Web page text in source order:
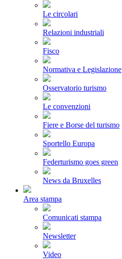
Le circolari
Relazioni industriali
Fisco
Normativa e Legislazione
Osservatorio turismo
Le convenzioni
Fiere e Borse del turismo
Sportello Europa
Federturismo goes green
News da Bruxelles
Area stampa
Comunicati stampa
Newsletter
Video